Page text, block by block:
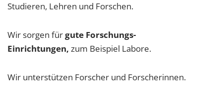
Studieren, Lehren und Forschen.
Wir sorgen fürgute Forschungs-
Einrichtungen, zum Beispiel Labore.
Wir unterstützen Forscher und Forscherinnen.